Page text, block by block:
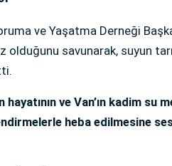
ve Yaşatma Derneği
olduğunu savunarak, suyun
hayatının ve Van’ın kadim su
heba edilmesine